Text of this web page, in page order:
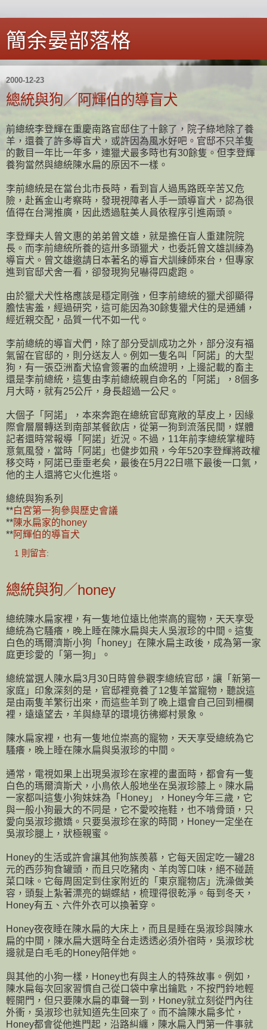
簡余晏部落格
2000-12-23
總統與狗／阿輝伯的導盲犬
前總統李登輝在重慶南路官邸住了十餘了，院子綠地除了養
羊，還養了許多導盲犬，或許因為風水好吧。官邸不只羊隻
的數目一年比一年多，連獵犬最多時也有30餘隻。但李登輝
養狗當然與總統陳水扁的原因不一樣。
李前總統是在當台北市長時，看到盲人過馬路既辛苦又危
險，赴舊金山考察時，發現視障者人手一頭導盲犬，認為很
值得在台灣推廣，因此透過駐美人員依程序引進兩頭。
李登輝夫人曾文惠的弟弟曾文雄，就是擔任盲人重建院院
長。而李前總統所養的這卅多頭獵犬，也委託曾文雄訓練為
導盲犬。曾文雄邀請日本著名的導盲犬訓練師來台，但專家
進到官邸犬舍一看，卻發現狗兒嚇得四處跑。
由於獵犬犬性格應該是穩定剛強，但李前總統的獵犬卻顯得
膽怯害羞，經過研究，這可能因為30餘隻獵犬住的是通舖，
經近親交配，品質一代不如一代。
李前總統的導盲犬們，除了部分受訓成功之外，部分沒有福
氣留在官邸的，則分送友人。例如一隻名叫「阿諾」的大型
狗，有一張亞洲畜犬協會簽署的血統證明，上邊記載的畜主
還是李前總統，這隻由李前總統親自命名的「阿諾」，8個多
月大時，就有25公斤，身長超過一公尺。
大個子「阿諾」，本來奔跑在總統官邸寬敞的草皮上，因緣
際會層層轉送到南部某餐飲店，從第一狗到流落民間，媒體
記者還時常報導「阿諾」近況。不過，11年前李總統掌權時
意氣風發，當時「阿諾」也健步如飛，今年520李登輝將政權
移交時，阿諾已垂垂老矣，最後在5月22日嚥下最後一口氣，
他的主人還將它火化進塔。
總統與狗系列
**白宮第一狗參與歷史會議
**陳水扁家的honey
**阿輝伯的導盲犬
1 則留言:
總統與狗／honey
總統陳水扁家裡，有一隻地位遠比他崇高的寵物，天天享受
總統為它騷癢，晚上睡在陳水扁與夫人吳淑珍的中間。這隻
白色的瑪爾濟斯小狗「honey」在陳水扁主政後，成為第一家
庭更珍愛的「第一狗」。
總統當選人陳水扁3月30日時曾參觀李總統官邸，讓「新第一
家庭」印象深刻的是，官邸裡竟養了12隻羊當寵物，聽說這
是由兩隻羊繁衍出來，而這些羊到了晚上還會自己回到柵欄
裡，遠遠望去，羊與綠草的環境彷彿鄉村景象。
陳水扁家裡，也有一隻地位崇高的寵物，天天享受總統為它
騷癢，晚上睡在陳水扁與吳淑珍的中間。
通常，電視如果上出現吳淑珍在家裡的畫面時，都會有一隻
白色的瑪爾濟斯犬，小鳥依人般地坐在吳淑珍膝上。陳水扁
一家都叫這隻小狗妹妹為「Honey」，Honey今年三歲，它
與一般小狗最大的不同是，它不愛咬拖鞋，也不啃骨頭，只
愛向吳淑珍撒嬌。只要吳淑珍在家的時間，Honey一定坐在
吳淑珍腿上，狀極親蜜。
Honey的生活或許會讓其他狗族羨慕，它每天固定吃一罐28
元的西莎狗食罐頭，而且只吃豬肉、羊肉等口味，絕不碰蔬
菜口味。它每周固定到住家附近的「東京寵物店」洗澡做美
容，頭髮上紮著漂亮的蝴蝶結，梳理得很乾淨。每到冬天，
Honey有五、六件外衣可以換著穿。
Honey夜夜睡在陳水扁的大床上，而且是睡在吳淑珍與陳水
扁的中間，陳水扁大選時全台走透透必須外宿時，吳淑珍枕
邊就是白毛毛的Honey陪伴她。
與其他的小狗一樣，Honey也有與主人的特殊故事。例如，
陳水扁每次回家習慣自己從口袋中拿出鑰匙，不按門鈴地輕
輕開門，但只要陳水扁的車聲一到，Honey就立刻從門內往
外衝，吳淑珍也就知道先生回來了。而不論陳水扁多忙，
Honey都會從他進門起，沿路糾纏，陳水扁入門第一件事就